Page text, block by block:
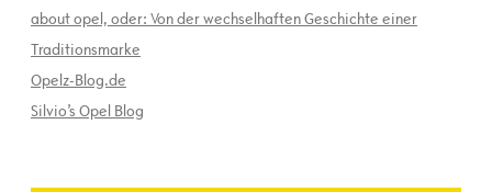
about opel, oder: Von der wechselhaften Geschichte einer
Traditionsmarke
Opelz-Blog.de
Silvio’s Opel Blog